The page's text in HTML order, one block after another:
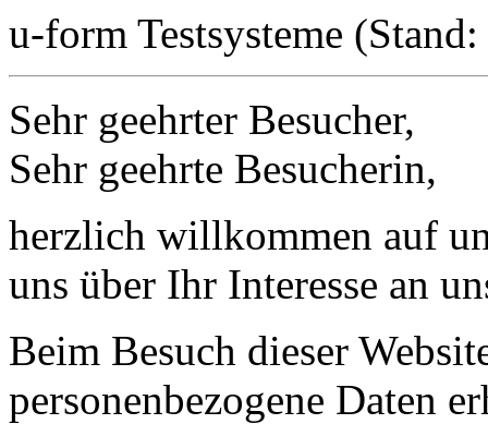
u-form Testsysteme
Sehr geehrter Besucher,
Sehr geehrte Besucherin,
herzlich willkommen auf
uns über Ihr Interesse an
Beim Besuch dieser
personenbezogene Daten